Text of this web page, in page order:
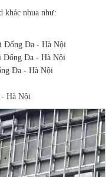
khác nhua như:
Đống Đa - Hà Nội
Đống Đa - Hà Nội
Đa - Hà Nội
Hà Nội